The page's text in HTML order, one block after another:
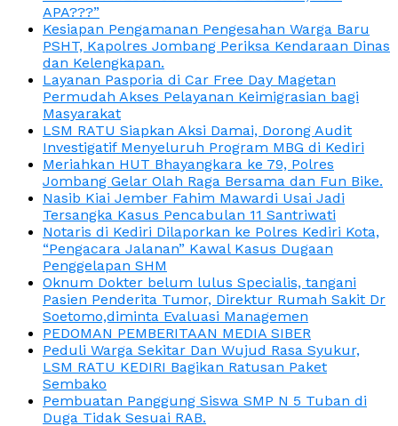
APA???”
Kesiapan Pengamanan Pengesahan Warga Baru
PSHT, Kapolres Jombang Periksa Kendaraan Dinas
dan Kelengkapan.
Layanan Pasporia di Car Free Day Magetan
Permudah Akses Pelayanan Keimigrasian bagi
Masyarakat
LSM RATU Siapkan Aksi Damai, Dorong Audit
Investigatif Menyeluruh Program MBG di Kediri
Meriahkan HUT Bhayangkara ke 79, Polres
Jombang Gelar Olah Raga Bersama dan Fun Bike.
Nasib Kiai Jember Fahim Mawardi Usai Jadi
Tersangka Kasus Pencabulan 11 Santriwati
Notaris di Kediri Dilaporkan ke Polres Kediri Kota,
“Pengacara Jalanan” Kawal Kasus Dugaan
Penggelapan SHM
Oknum Dokter belum lulus Specialis, tangani
Pasien Penderita Tumor, Direktur Rumah Sakit Dr
Soetomo,diminta Evaluasi Managemen
PEDOMAN PEMBERITAAN MEDIA SIBER
Peduli Warga Sekitar Dan Wujud Rasa Syukur,
LSM RATU KEDIRI Bagikan Ratusan Paket
Sembako
Pembuatan Panggung Siswa SMP N 5 Tuban di
Duga Tidak Sesuai RAB.